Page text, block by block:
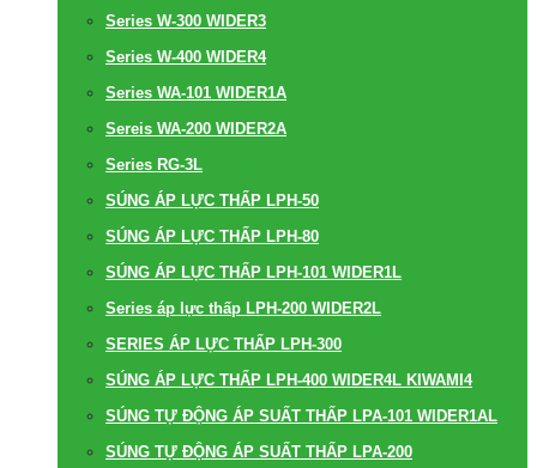
Series W-300 WIDER3
Series W-400 WIDER4
Series WA-101 WIDER1A
Sereis WA-200 WIDER2A
Series RG-3L
SÚNG ÁP LỰC THẤP LPH-50
SÚNG ÁP LỰC THẤP LPH-80
SÚNG ÁP LỰC THẤP LPH-101 WIDER1L
Series áp lực thấp LPH-200 WIDER2L
SERIES ÁP LỰC THẤP LPH-300
SÚNG ÁP LỰC THẤP LPH-400 WIDER4L KIWAMI4
SÚNG TỰ ĐỘNG ÁP SUẤT THẤP LPA-101 WIDER1AL
SÚNG TỰ ĐỘNG ÁP SUẤT THẤP LPA-200